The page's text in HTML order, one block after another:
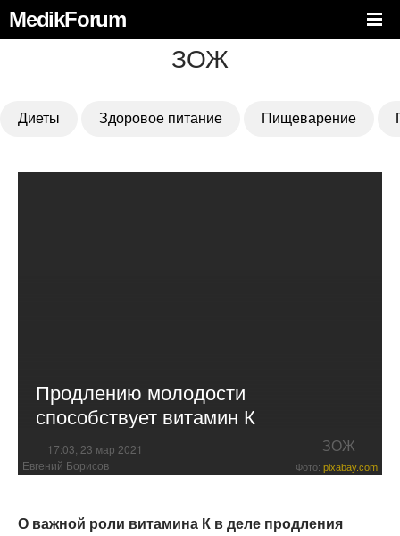
MedikForum
ЗОЖ
Диеты Здоровое питание Пищеварение
Продлению молодости
способствует витамин К
17:03, 23 мар 2021 ЗОЖ
Евгений Борисов Фото: pixabay.com
О важной роли витамина К в деле продления